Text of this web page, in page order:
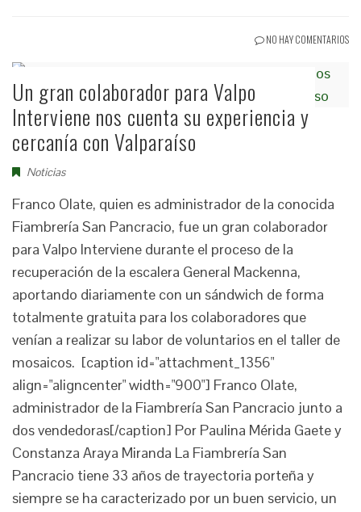
NO HAY COMENTARIOS
Un gran colaborador para Valpo
Interviene nos cuenta su experiencia y
cercanía con Valparaíso
Noticias
Franco Olate, quien es administrador de la conocida
Fiambrería San Pancracio, fue un gran colaborador
para Valpo Interviene durante el proceso de la
recuperación de la escalera General Mackenna,
aportando diariamente con un sándwich de forma
totalmente gratuita para los colaboradores que
venían a realizar su labor de voluntarios en el taller de
mosaicos. [caption id="attachment_1356"
align="aligncenter" width="900"] Franco Olate,
administrador de la Fiambrería San Pancracio junto a
dos vendedoras[/caption] Por Paulina Mérida Gaete y
Constanza Araya Miranda La Fiambrería San
Pancracio tiene 33 años de trayectoria porteña y
siempre se ha caracterizado por un buen servicio, un